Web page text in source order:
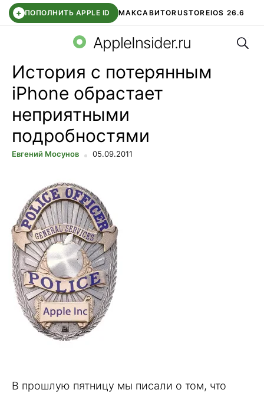
+ ПОПОЛНИТЬ APPLE ID МАКСАВИТОRUSTOREIOS 26.6
СБЕР КИДС ВТБ ОНЛАЙН ЧАТ В ROBLOX
AppleInsider.ru
История с потерянным
iPhone обрастает
неприятными
подробностями
Евгений Мосунов 05.09.2011
В прошлую пятницу мы писали о том, что